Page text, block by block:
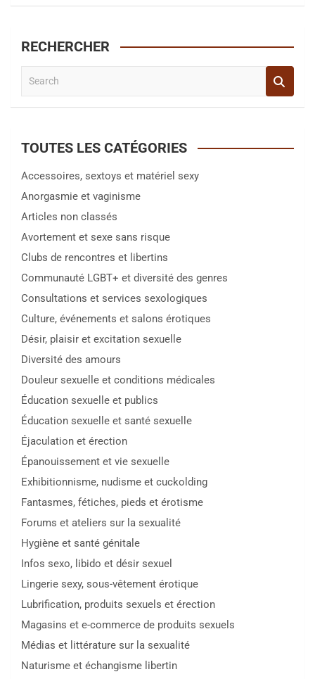
RECHERCHER
a
c
TOUTES LES CATÉGORIES
Accessoires, sextoys et matériel sexy
Anorgasmie et vaginisme
Articles non classés
Avortement et sexe sans risque
Clubs de rencontres et libertins
Communauté LGBT+ et diversité des genres
Consultations et services sexologiques
Culture, événements et salons érotiques
Désir, plaisir et excitation sexuelle
Diversité des amours
Douleur sexuelle et conditions médicales
Éducation sexuelle et publics
Éducation sexuelle et santé sexuelle
Éjaculation et érection
Épanouissement et vie sexuelle
Exhibitionnisme, nudisme et cuckolding
Fantasmes, fétiches, pieds et érotisme
Forums et ateliers sur la sexualité
Hygiène et santé génitale
Infos sexo, libido et désir sexuel
Lingerie sexy, sous-vêtement érotique
Lubrification, produits sexuels et érection
Magasins et e-commerce de produits sexuels
Médias et littérature sur la sexualité
Naturisme et échangisme libertin